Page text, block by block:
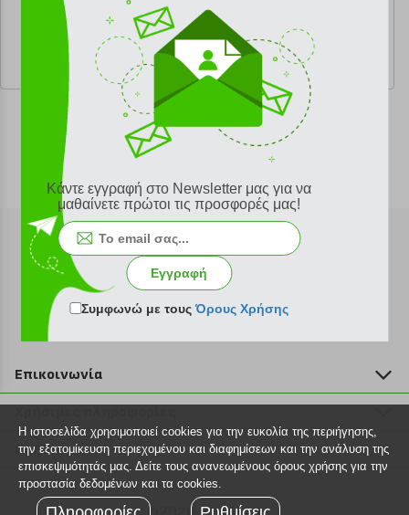
κωδ. 108198690
16.92 €
Ελάχιστη 30 ημερών 18.80 €
Προτεινόμενη λιανική 18.80 €
108193274
16.92 €
Ελάχιστη 30 ημερών 18.80 €
Προτεινόμενη λιανική 18.80 €
Εγγραφή στο newsletter
Επικοινωνία
211 2000 700
info@plus4u.gr
Η εταιρία
Σημεία παραλαβής
Ευκαιρίες καριέρας
Βοήθεια
Εξέλιξη παραγγελίας
Τρόποι παραγγελίας
Κάντε εγγραφή στο Newsletter μας για να
μαθαίνετε πρώτοι τις προσφορές μας!
Εγγραφή
Συμφωνώ με τουςΌρους Χρήσης
Η ιστοσελίδα χρησιμοποιεί cookies για την ευκολία της περιήγησης,
την εξατομίκευση περιεχομένου και διαφημίσεων και την ανάλυση της
επισκεψιμότητάς μας. Δείτε τους ανανεωμένους όρους χρήσης για την
προστασία δεδομένων και τα cookies.